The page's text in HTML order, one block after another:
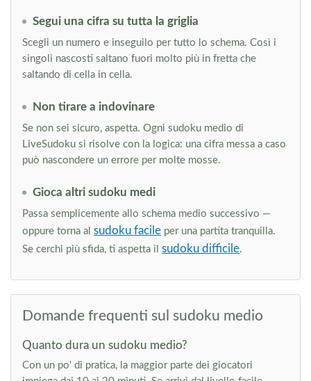
Segui una cifra su tutta la griglia
Scegli un numero e inseguilo per tutto lo schema. Così i
singoli nascosti saltano fuori molto più in fretta che
saltando di cella in cella.
Non tirare a indovinare
Se non sei sicuro, aspetta. Ogni sudoku medio di
LiveSudoku si risolve con la logica: una cifra messa a caso
può nascondere un errore per molte mosse.
Gioca altri sudoku medi
Passa semplicemente allo schema medio successivo —
oppure torna al sudoku facile per una partita tranquilla.
Se cerchi più sfida, ti aspetta il sudoku difficile.
Domande frequenti sul sudoku medio
Quanto dura un sudoku medio?
Con un po' di pratica, la maggior parte dei giocatori